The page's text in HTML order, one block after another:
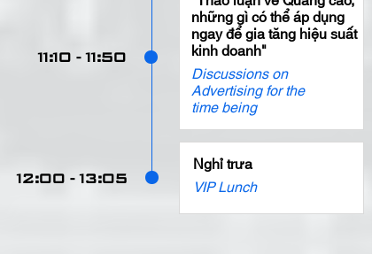
những gì có thể áp dụng
ngay để gia tăng hiệu suất
kinh doanh"
Discussions on
Advertising for the
time being
Nghỉ trưa
VIP Lunch
11:10 - 11:50
12:00 - 13:05